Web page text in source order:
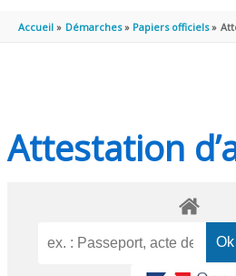
Accueil Démarches Papiers officiels
Attestation